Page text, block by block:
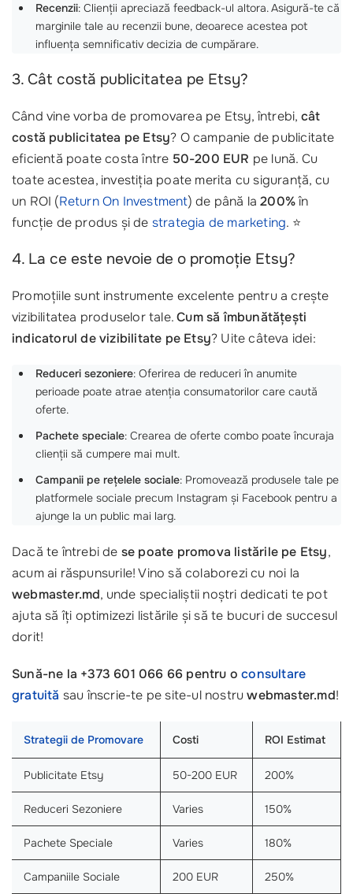
Recenzii: Clienții apreciază feedback-ul altora. Asigură-te că
marginile tale au recenzii bune, deoarece acestea pot
influența semnificativ decizia de cumpărare.
3. Cât costă publicitatea pe Etsy?
Când vine vorba de promovarea pe Etsy, întrebi, cât
costă publicitatea pe Etsy? O campanie de publicitate
eficientă poate costa între 50-200 EUR pe lună. Cu
toate acestea, investiția poate merita cu siguranță, cu
un ROI (Return On Investment) de până la200%în
funcție de produs și de strategia de marketing. ⭐
4. La ce este nevoie de o promoție Etsy?
Promoțiile sunt instrumente excelente pentru a crește
vizibilitatea produselor tale.Cum să îmbunătățești
indicatorul de vizibilitate pe Etsy? Uite câteva idei:
Reduceri sezoniere: Oferirea de reduceri în anumite
perioade poate atrae atenția consumatorilor care caută
oferte.
Pachete speciale: Crearea de oferte combo poate încuraja
clienții să cumpere mai mult.
Campanii pe rețelele sociale: Promovează produsele tale pe
platformele sociale precum Instagram și Facebook pentru a
ajunge la un public mai larg.
Dacă te întrebi de se poate promova listările pe Etsy,
acum ai răspunsurile! Vino să colaborezi cu noi la
webmaster.md, unde specialiștii noștri dedicati te pot
ajuta să îți optimizezi listările și să te bucuri de succesul
dorit!
Sună-ne la +373 601 066 66 pentru oconsultare
gratuită sau înscrie-te pe site-ul nostruwebmaster.md!
Strategii de Promovare Costi ROI Estimat
Publicitate Etsy 50-200 EUR 200%
Reduceri Sezoniere Varies 150%
Pachete Speciale Varies 180%
Campaniile Sociale 200 EUR 250%